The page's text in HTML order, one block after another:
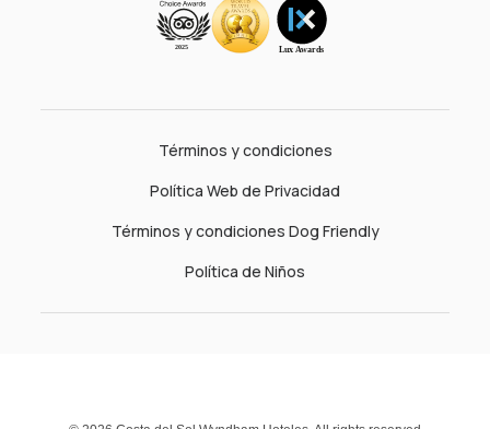
Términos y condiciones
Política Web de Privacidad
Términos y condiciones Dog Friendly
Política de Niños